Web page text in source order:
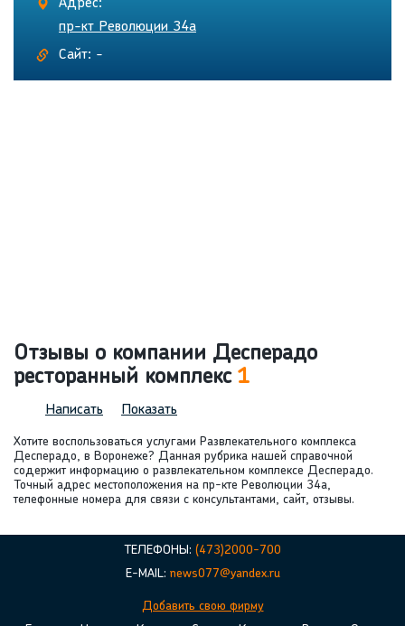
Адрес:
пр-кт Революции 34а
Сайт: -
Отзывы о компании Десперадо
ресторанный комплекс 1
Написать Показать
Хотите воспользоваться услугами Развлекательного комплекса
Десперадо, в Воронеже? Данная рубрика нашей справочной
содержит информацию о развлекательном комплексе Десперадо.
Точный адрес местоположения на пр-кте Революции 34а,
телефонные номера для связи с консультантами, сайт, отзывы.
ТЕЛЕФОНЫ: (473)2000-700
E-MAIL: news077@yandex.ru
Добавить свою фирму